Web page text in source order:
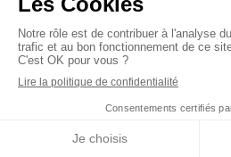
Tout d'abord, les conseils
vous permettre de
d'amélioration afin de